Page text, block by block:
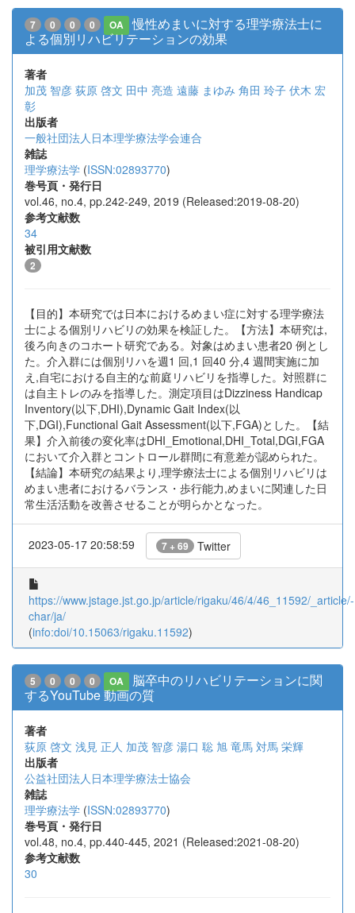
7 0 0 0 OA
慢性めまいに対する理学療法士に
よる個別リハビリテーションの効果
著者
加茂 智彦 荻原 啓文 田中 亮造 遠藤 まゆみ 角田 玲子 伏木 宏
彰
出版者
一般社団法人日本理学療法学会連合
雑誌
理学療法学 (ISSN:02893770)
巻号頁・発行日
vol.46, no.4, pp.242-249, 2019 (Released:2019-08-20)
参考文献数
34
被引用文献数
2
【目的】本研究では日本におけるめまい症に対する理学療法
士による個別リハビリの効果を検証した。【方法】本研究は,
後ろ向きのコホート研究である。対象はめまい患者20 例とし
た。介入群には個別リハを週1 回,1 回40 分,4 週間実施に加
え,自宅における自主的な前庭リハビリを指導した。対照群に
は自主トレのみを指導した。測定項目はDizziness Handicap
Inventory(以下,DHI),Dynamic Gait Index(以
下,DGI),Functional Gait Assessment(以下,FGA)とした。【結
果】介入前後の変化率はDHI_Emotional,DHI_Total,DGI,FGA
において介入群とコントロール群間に有意差が認められた。
【結論】本研究の結果より,理学療法士による個別リハビリは
めまい患者におけるバランス・歩行能力,めまいに関連した日
常生活活動を改善させることが明らかとなった。
2023-05-17 20:58:59 7 + 69 Twitter
https://www.jstage.jst.go.jp/article/rigaku/46/4/46_11592/_article/-
char/ja/
(info:doi/10.15063/rigaku.11592)
5 0 0 0 OA
脳卒中のリハビリテーションに関
するYouTube 動画の質
著者
荻原 啓文 浅見 正人 加茂 智彦 湯口 聡 旭 竜馬 対馬 栄輝
出版者
公益社団法人日本理学療法士協会
雑誌
理学療法学 (ISSN:02893770)
巻号頁・発行日
vol.48, no.4, pp.440-445, 2021 (Released:2021-08-20)
参考文献数
30